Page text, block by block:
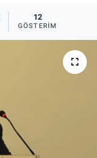
12
GÖSTERIM